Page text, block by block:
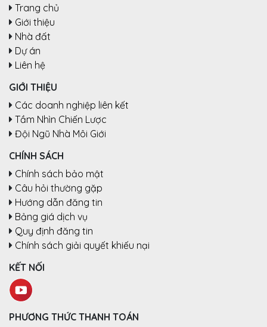
Trang chủ
Giới thiệu
Nhà đất
Dự án
Liên hệ
GIỚI THIỆU
Các doanh nghiệp liên kết
Tầm Nhìn Chiến Lược
Đội Ngũ Nhà Môi Giới
CHÍNH SÁCH
Chính sách bảo mật
Câu hỏi thường gặp
Hướng dẫn đăng tin
Bảng giá dịch vụ
Quy định đăng tin
Chính sách giải quyết khiếu nại
KẾT NỐI
PHƯƠNG THỨC THANH TOÁN